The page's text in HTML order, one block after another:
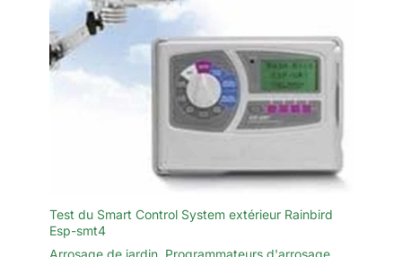
Test du Smart Control System extérieur Rainbird
Esp-smt4